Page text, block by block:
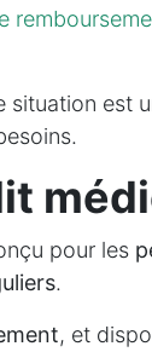
situation est
pour les
.
, et